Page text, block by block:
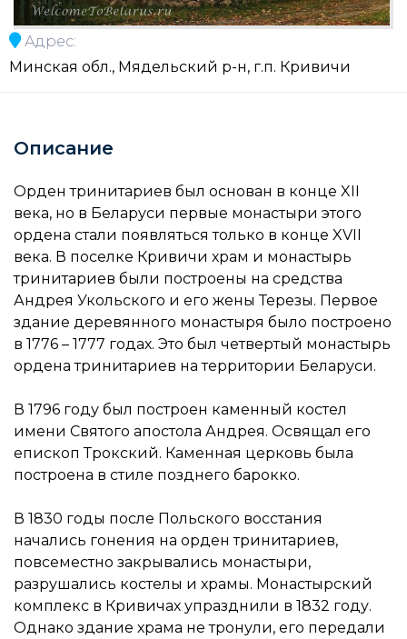
Адрес:
Минская обл., Мядельский р-н, г.п. Кривичи
Описание
Орден тринитариев был основан в конце XII
века, но в Беларуси первые монастыри этого
ордена стали появляться только в конце XVII
века. В поселке Кривичи храм и монастырь
тринитариев были построены на средства
Андрея Укольского и его жены Терезы. Первое
здание деревянного монастыря было построено
в 1776 – 1777 годах. Это был четвертый монастырь
ордена тринитариев на территории Беларуси.
В 1796 году был построен каменный костел
имени Святого апостола Андрея. Освящал его
епископ Трокский. Каменная церковь была
построена в стиле позднего барокко.
В 1830 годы после Польского восстания
начались гонения на орден тринитариев,
повсеместно закрывались монастыри,
разрушались костелы и храмы. Монастырский
комплекс в Кривичах упразднили в 1832 году.
Однако здание храма не тронули, его передали